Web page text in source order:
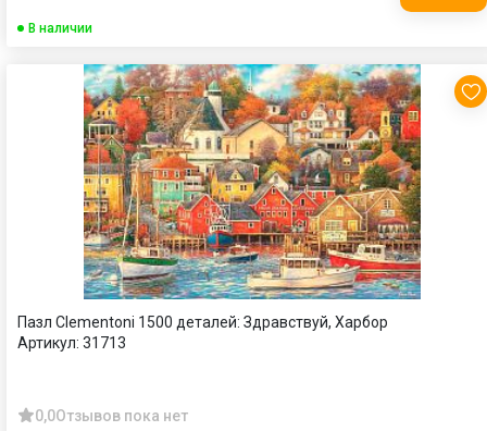
В наличии
Пазл Clementoni 1500 деталей: Здравствуй, Харбор
Артикул: 31713
0,0Отзывов пока нет